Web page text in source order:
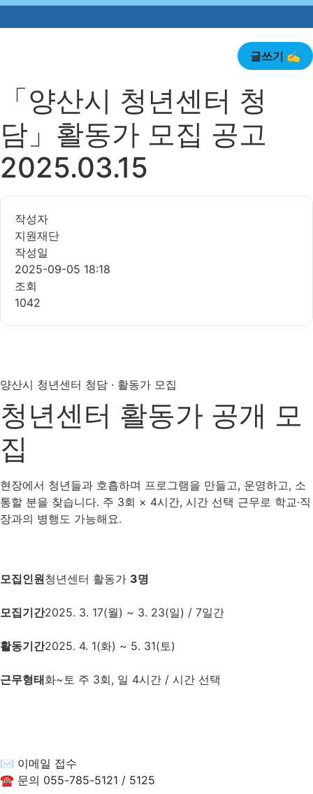
글쓰기 ✍️
「양산시 청년센터 청
담」활동가 모집 공고
2025.03.15
작성자
지원재단
작성일
2025-09-05 18:18
조회
1042
양산시 청년센터 청담 · 활동가 모집
청년센터 활동가 공개 모
집
현장에서 청년들과 호흡하며 프로그램을 만들고, 운영하고, 소
통할 분을 찾습니다. 주 3회 × 4시간, 시간 선택 근무로 학교·직
장과의 병행도 가능해요.
모집인원청년센터 활동가 3명
모집기간2025. 3. 17(월) ~ 3. 23(일) / 7일간
활동기간2025. 4. 1(화) ~ 5. 31(토)
근무형태화~토 주 3회, 일 4시간 / 시간 선택
✉ 이메일 접수
☎ 문의 055-785-5121 / 5125